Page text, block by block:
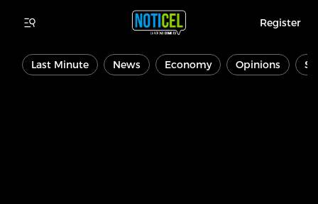
Register
Last Minute News Economy Opinions